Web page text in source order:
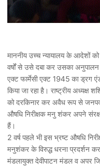
माननीय उच्च न्यायालय के आदेशों
वर्षों से उसे दबा कर उसका अनुपालन
एक्ट फार्मेसी एक्ट 1945 का ड्रग
किया जा रहा है। राष्ट्रीय अध्यक्ष
को दरकिनार कर अवैध रूप से
औषधि निरीक्षक मनु शंकर अपने
हैं।
2 वर्ष पहले भी इस भ्रष्ट औषधि
मनुशंकर के विरुद्ध धरना प्रदर्शन
मंडलायुक्त देवीपाटन मंडल व अपर